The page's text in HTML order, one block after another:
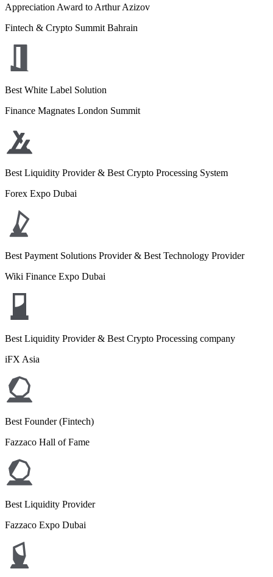
Appreciation Award to Arthur Azizov
Fintech & Crypto Summit Bahrain
Best White Label Solution
Finance Magnates London Summit
Best Liquidity Provider & Best Crypto Processing System
Forex Expo Dubai
Best Payment Solutions Provider & Best Technology Provider
Wiki Finance Expo Dubai
Best Liquidity Provider & Best Crypto Processing company
iFX Asia
Best Founder (Fintech)
Fazzaco Hall of Fame
Best Liquidity Provider
Fazzaco Expo Dubai